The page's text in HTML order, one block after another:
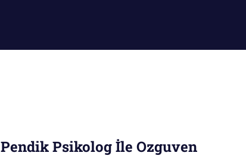
Pendik Psikolog İle Ozguven